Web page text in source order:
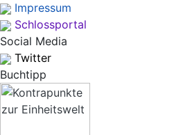
Impressum
Schlossportal
Social Media
Twitter
Buchtipp